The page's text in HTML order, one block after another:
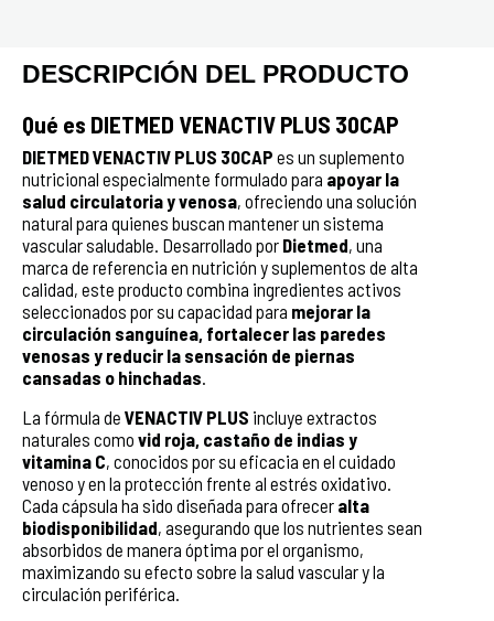
DESCRIPCIÓN DEL PRODUCTO
Qué es DIETMED VENACTIV PLUS 30CAP
DIETMED VENACTIV PLUS 30CAP es un suplemento
nutricional especialmente formulado para apoyar la
salud circulatoria y venosa, ofreciendo una solución
natural para quienes buscan mantener un sistema
vascular saludable. Desarrollado por Dietmed, una
marca de referencia en nutrición y suplementos de alta
calidad, este producto combina ingredientes activos
seleccionados por su capacidad para mejorar la
circulación sanguínea, fortalecer las paredes
venosas y reducir la sensación de piernas
cansadas o hinchadas.
La fórmula de VENACTIV PLUS incluye extractos
naturales como vid roja, castaño de indias y
vitamina C, conocidos por su eficacia en el cuidado
venoso y en la protección frente al estrés oxidativo.
Cada cápsula ha sido diseñada para ofrecer alta
biodisponibilidad, asegurando que los nutrientes sean
absorbidos de manera óptima por el organismo,
maximizando su efecto sobre la salud vascular y la
circulación periférica.